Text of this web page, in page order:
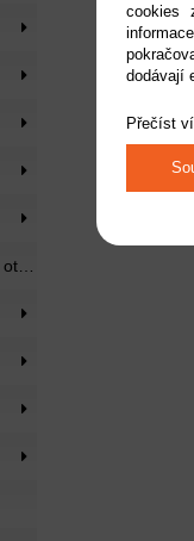
cookies
dodávají
Přečíst